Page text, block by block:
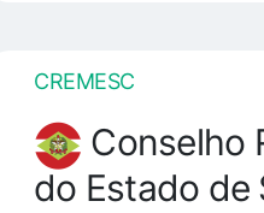
CREMESC
Conselho
do Estado de